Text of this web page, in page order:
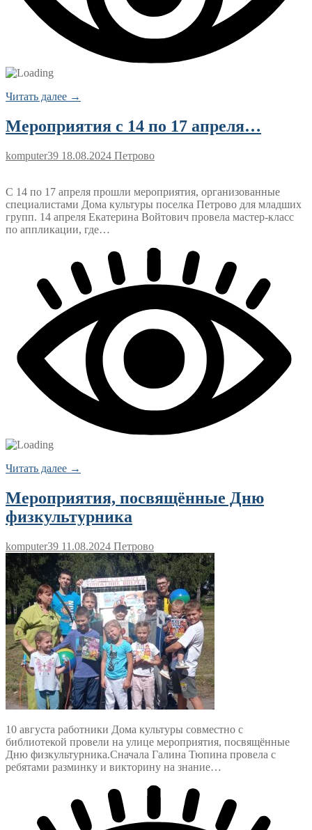
Читать далее →
Мероприятия с 14 по 17 апреля…
komputer39 18.08.2024 Петрово
С 14 по 17 апреля прошли мероприятия, организованные
специалистами Дома культуры поселка Петрово для младших
групп. 14 апреля Екатерина Войтович провела мастер-класс
по аппликации, где…
Читать далее →
Мероприятия, посвящённые Дню
физкультурника
komputer39 11.08.2024 Петрово
10 августа работники Дома культуры совместно с
библиотекой провели на улице мероприятия, посвящённые
Дню физкультурника.Сначала Галина Тюпина провела с
ребятами разминку и викторину на знание…